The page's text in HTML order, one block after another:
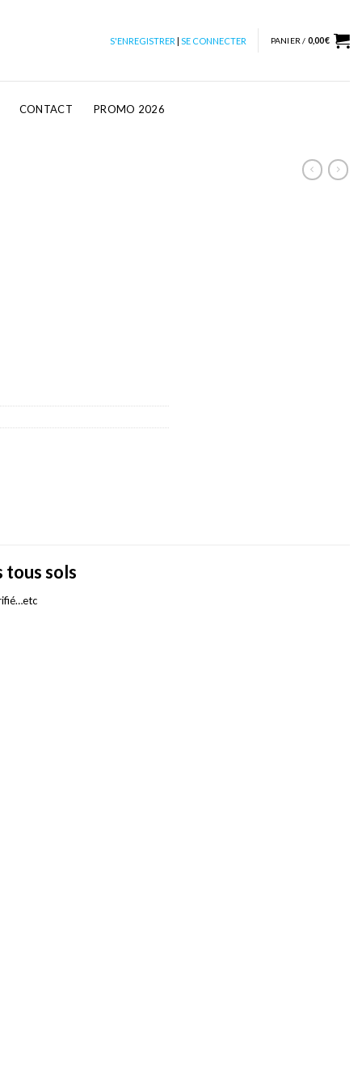
S'ENREGISTRER | SE CONNECTER PANIER / 0,00€
CONTACT PROMO 2026
sols